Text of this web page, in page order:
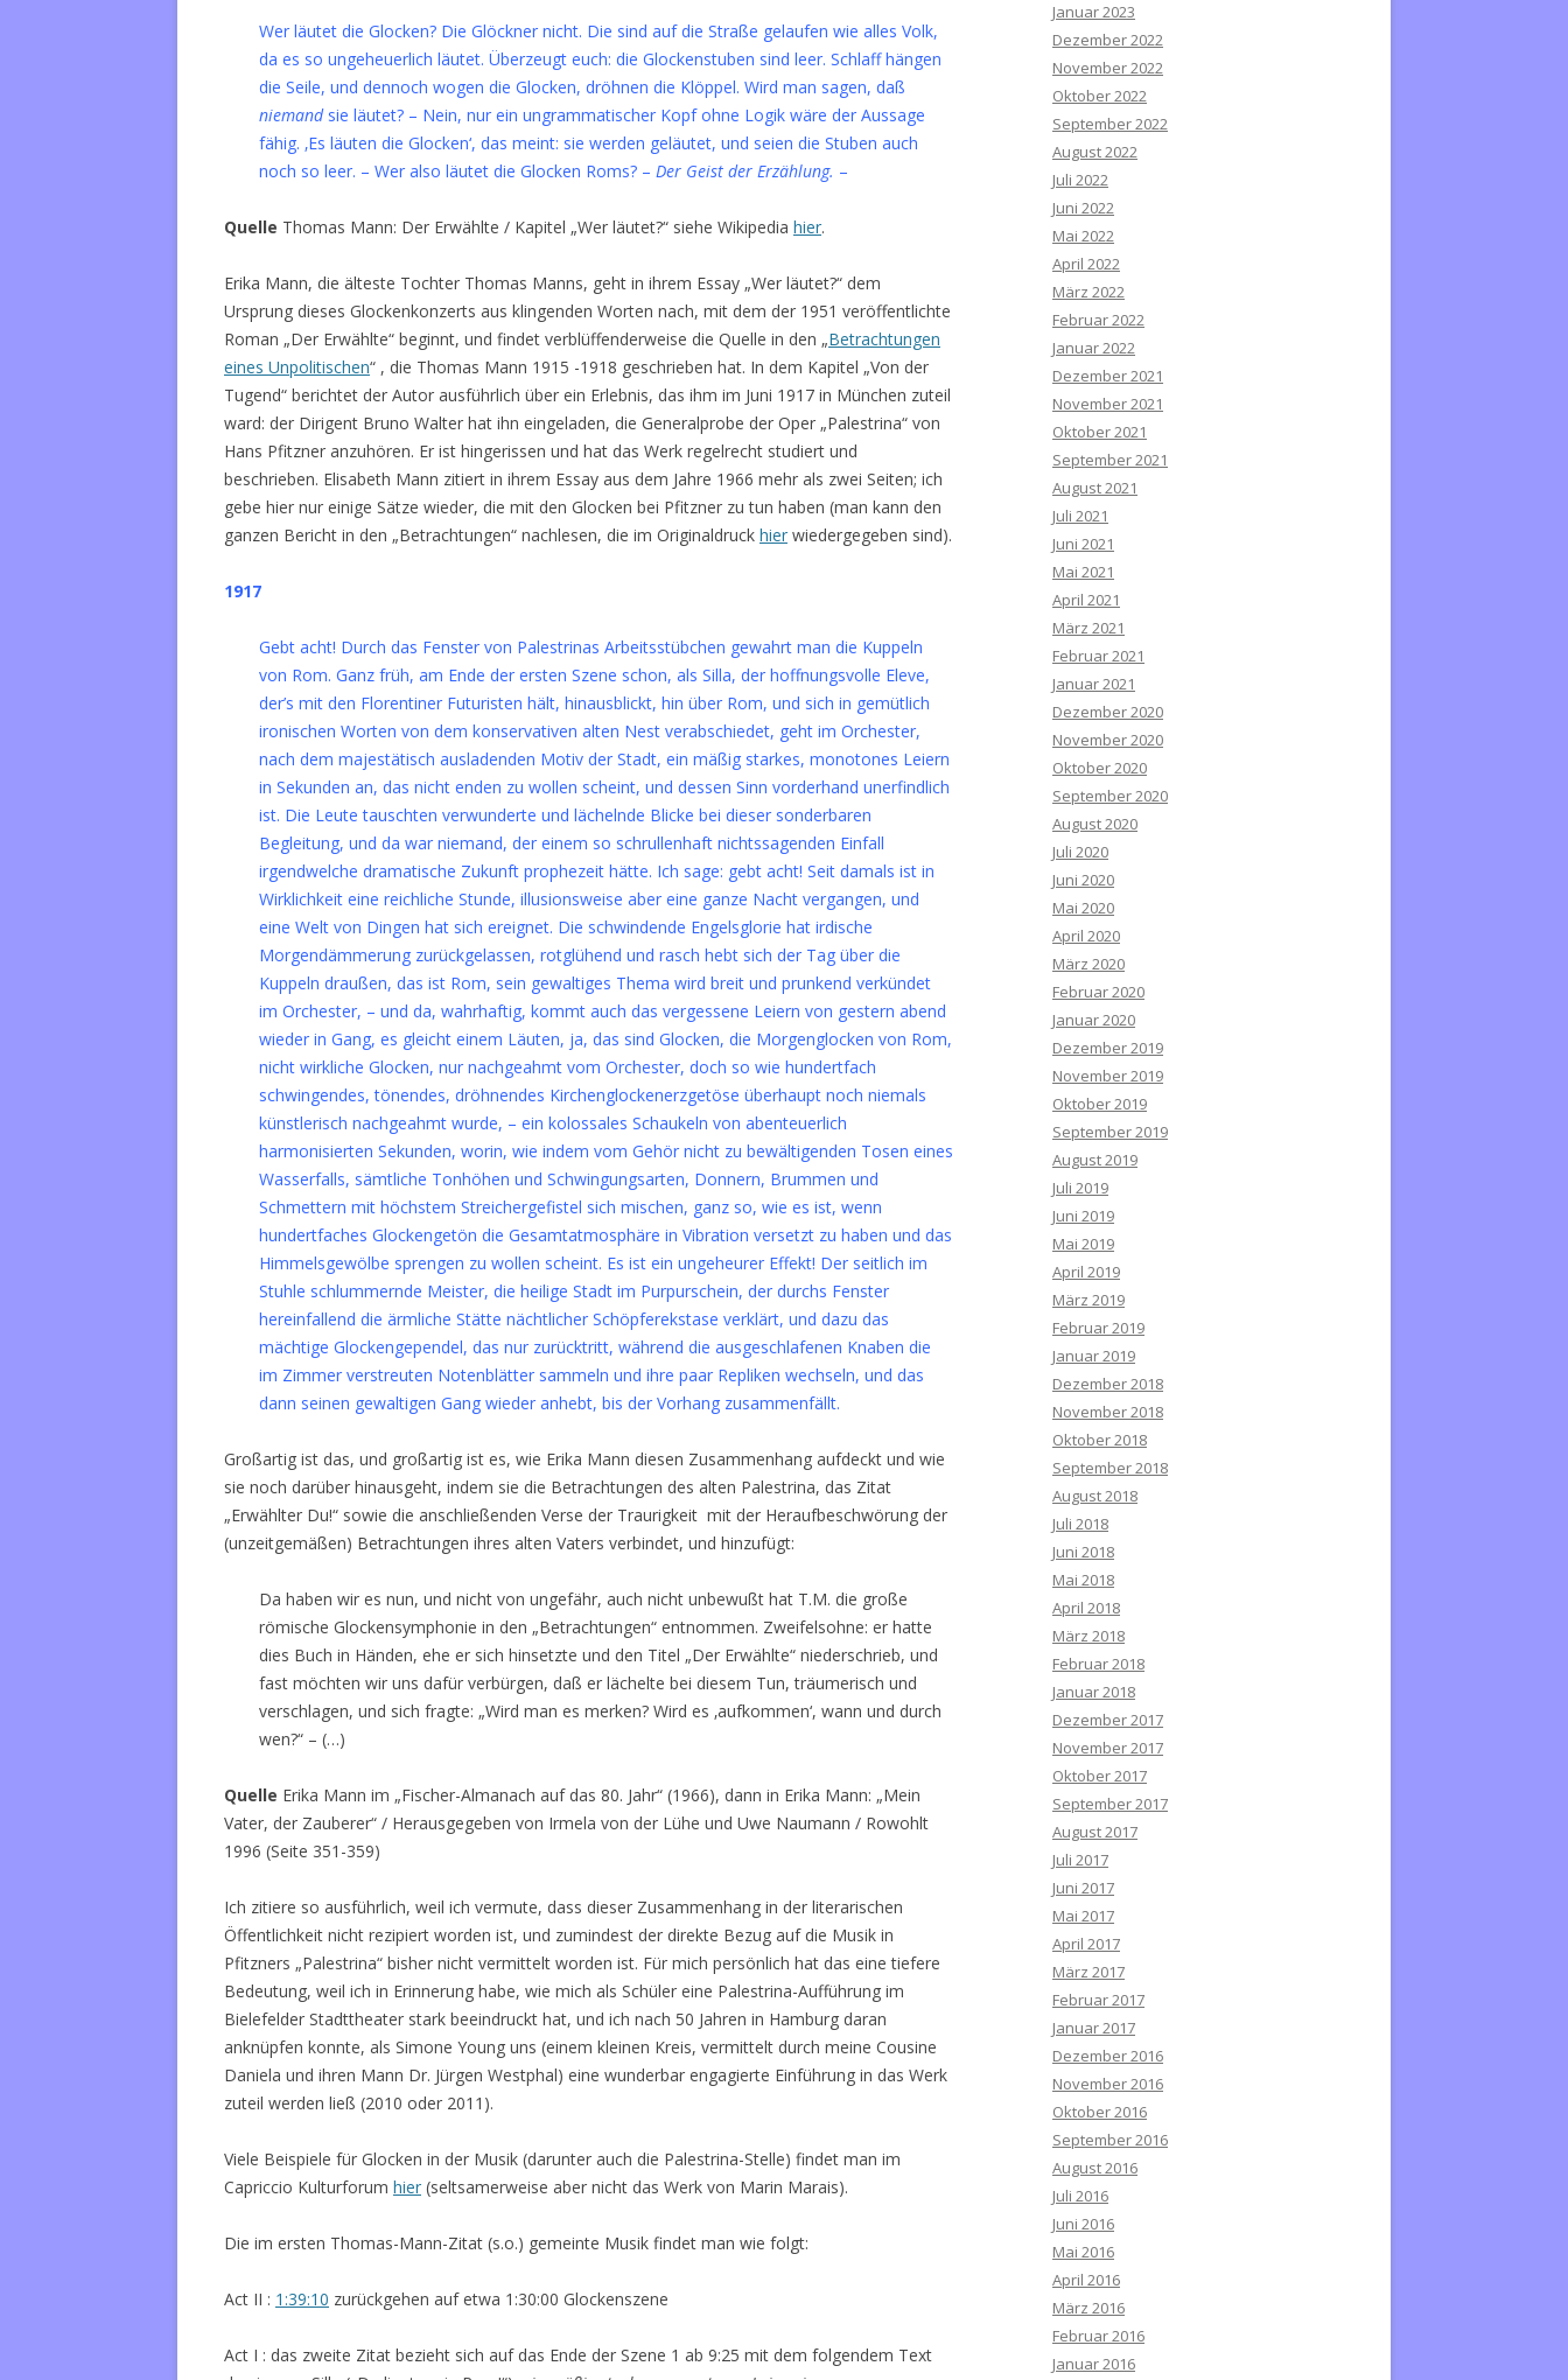
Wer läutet die Glocken? Die Glöckner nicht. Die sind auf die Straße gelaufen wie alles Volk,
da es so ungeheuerlich läutet. Überzeugt euch: die Glockenstuben sind leer. Schlaff hängen
die Seile, und dennoch wogen die Glocken, dröhnen die Klöppel. Wird man sagen, daß
niemandsie läutet? – Nein, nur ein ungrammatischer Kopf ohne Logik wäre der Aussage
fähig. ‚Es läuten die Glocken‘, das meint: sie werden geläutet, und seien die Stuben auch
noch so leer. – Wer also läutet die Glocken Roms? – Der Geist der Erzählung. –
Quelle Thomas Mann: Der Erwählte / Kapitel „Wer läutet?“ siehe Wikipedia hier.
Erika Mann, die älteste Tochter Thomas Manns, geht in ihrem Essay „Wer läutet?“ dem
Ursprung dieses Glockenkonzerts aus klingenden Worten nach, mit dem der 1951 veröffentlichte
Roman „Der Erwählte“ beginnt, und findet verblüffenderweise die Quelle in den „Betrachtungen
eines Unpolitischen“ , die Thomas Mann 1915 -1918 geschrieben hat. In dem Kapitel „Von der
Tugend“ berichtet der Autor ausführlich über ein Erlebnis, das ihm im Juni 1917 in München zuteil
ward: der Dirigent Bruno Walter hat ihn eingeladen, die Generalprobe der Oper „Palestrina“ von
Hans Pfitzner anzuhören. Er ist hingerissen und hat das Werk regelrecht studiert und
beschrieben. Elisabeth Mann zitiert in ihrem Essay aus dem Jahre 1966 mehr als zwei Seiten; ich
gebe hier nur einige Sätze wieder, die mit den Glocken bei Pfitzner zu tun haben (man kann den
ganzen Bericht in den „Betrachtungen“ nachlesen, die im Originaldruck hier wiedergegeben sind).
1917
Gebt acht! Durch das Fenster von Palestrinas Arbeitsstübchen gewahrt man die Kuppeln
von Rom. Ganz früh, am Ende der ersten Szene schon, als Silla, der hoffnungsvolle Eleve,
der’s mit den Florentiner Futuristen hält, hinausblickt, hin über Rom, und sich in gemütlich
ironischen Worten von dem konservativen alten Nest verabschiedet, geht im Orchester,
nach dem majestätisch ausladenden Motiv der Stadt, ein mäßig starkes, monotones Leiern
in Sekunden an, das nicht enden zu wollen scheint, und dessen Sinn vorderhand unerfindlich
ist. Die Leute tauschten verwunderte und lächelnde Blicke bei dieser sonderbaren
Begleitung, und da war niemand, der einem so schrullenhaft nichtssagenden Einfall
irgendwelche dramatische Zukunft prophezeit hätte. Ich sage: gebt acht! Seit damals ist in
Wirklichkeit eine reichliche Stunde, illusionsweise aber eine ganze Nacht vergangen, und
eine Welt von Dingen hat sich ereignet. Die schwindende Engelsglorie hat irdische
Morgendämmerung zurückgelassen, rotglühend und rasch hebt sich der Tag über die
Kuppeln draußen, das ist Rom, sein gewaltiges Thema wird breit und prunkend verkündet
im Orchester, – und da, wahrhaftig, kommt auch das vergessene Leiern von gestern abend
wieder in Gang, es gleicht einem Läuten, ja, das sind Glocken, die Morgenglocken von Rom,
nicht wirkliche Glocken, nur nachgeahmt vom Orchester, doch so wie hundertfach
schwingendes, tönendes, dröhnendes Kirchenglockenerzgetöse überhaupt noch niemals
künstlerisch nachgeahmt wurde, – ein kolossales Schaukeln von abenteuerlich
harmonisierten Sekunden, worin, wie indem vom Gehör nicht zu bewältigenden Tosen eines
Wasserfalls, sämtliche Tonhöhen und Schwingungsarten, Donnern, Brummen und
Schmettern mit höchstem Streichergefistel sich mischen, ganz so, wie es ist, wenn
hundertfaches Glockengetön die Gesamtatmosphäre in Vibration versetzt zu haben und das
Himmelsgewölbe sprengen zu wollen scheint. Es ist ein ungeheurer Effekt! Der seitlich im
Stuhle schlummernde Meister, die heilige Stadt im Purpurschein, der durchs Fenster
hereinfallend die ärmliche Stätte nächtlicher Schöpferekstase verklärt, und dazu das
mächtige Glockengependel, das nur zurücktritt, während die ausgeschlafenen Knaben die
im Zimmer verstreuten Notenblätter sammeln und ihre paar Repliken wechseln, und das
dann seinen gewaltigen Gang wieder anhebt, bis der Vorhang zusammenfällt.
Großartig ist das, und großartig ist es, wie Erika Mann diesen Zusammenhang aufdeckt und wie
sie noch darüber hinausgeht, indem sie die Betrachtungen des alten Palestrina, das Zitat
„Erwählter Du!“ sowie die anschließenden Verse der Traurigkeit mit der Heraufbeschwörung der
(unzeitgemäßen) Betrachtungen ihres alten Vaters verbindet, und hinzufügt:
Da haben wir es nun, und nicht von ungefähr, auch nicht unbewußt hat T.M. die große
römische Glockensymphonie in den „Betrachtungen“ entnommen. Zweifelsohne: er hatte
dies Buch in Händen, ehe er sich hinsetzte und den Titel „Der Erwählte“ niederschrieb, und
fast möchten wir uns dafür verbürgen, daß er lächelte bei diesem Tun, träumerisch und
verschlagen, und sich fragte: „Wird man es merken? Wird es ‚aufkommen‘, wann und durch
wen?“ – (…)
Quelle Erika Mann im „Fischer-Almanach auf das 80. Jahr“ (1966), dann in Erika Mann: „Mein
Vater, der Zauberer“ / Herausgegeben von Irmela von der Lühe und Uwe Naumann / Rowohlt
1996 (Seite 351-359)
Ich zitiere so ausführlich, weil ich vermute, dass dieser Zusammenhang in der literarischen
Öffentlichkeit nicht rezipiert worden ist, und zumindest der direkte Bezug auf die Musik in
Pfitzners „Palestrina“ bisher nicht vermittelt worden ist. Für mich persönlich hat das eine tiefere
Bedeutung, weil ich in Erinnerung habe, wie mich als Schüler eine Palestrina-Aufführung im
Bielefelder Stadttheater stark beeindruckt hat, und ich nach 50 Jahren in Hamburg daran
anknüpfen konnte, als Simone Young uns (einem kleinen Kreis, vermittelt durch meine Cousine
Daniela und ihren Mann Dr. Jürgen Westphal) eine wunderbar engagierte Einführung in das Werk
zuteil werden ließ (2010 oder 2011).
Viele Beispiele für Glocken in der Musik (darunter auch die Palestrina-Stelle) findet man im
Capriccio Kulturforum hier (seltsamerweise aber nicht das Werk von Marin Marais).
Die im ersten Thomas-Mann-Zitat (s.o.) gemeinte Musik findet man wie folgt:
Act II : 1:39:10 zurückgehen auf etwa 1:30:00 Glockenszene
Act I : das zweite Zitat bezieht sich auf das Ende der Szene 1 ab 9:25 mit dem folgendem Text
Januar 2023
Dezember 2022
November 2022
Oktober 2022
September 2022
August 2022
Juli 2022
Juni 2022
Mai 2022
April 2022
März 2022
Februar 2022
Januar 2022
Dezember 2021
November 2021
Oktober 2021
September 2021
August 2021
Juli 2021
Juni 2021
Mai 2021
April 2021
März 2021
Februar 2021
Januar 2021
Dezember 2020
November 2020
Oktober 2020
September 2020
August 2020
Juli 2020
Juni 2020
Mai 2020
April 2020
März 2020
Februar 2020
Januar 2020
Dezember 2019
November 2019
Oktober 2019
September 2019
August 2019
Juli 2019
Juni 2019
Mai 2019
April 2019
März 2019
Februar 2019
Januar 2019
Dezember 2018
November 2018
Oktober 2018
September 2018
August 2018
Juli 2018
Juni 2018
Mai 2018
April 2018
März 2018
Februar 2018
Januar 2018
Dezember 2017
November 2017
Oktober 2017
September 2017
August 2017
Juli 2017
Juni 2017
Mai 2017
April 2017
März 2017
Februar 2017
Januar 2017
Dezember 2016
November 2016
Oktober 2016
September 2016
August 2016
Juli 2016
Juni 2016
Mai 2016
April 2016
März 2016
Februar 2016
Januar 2016